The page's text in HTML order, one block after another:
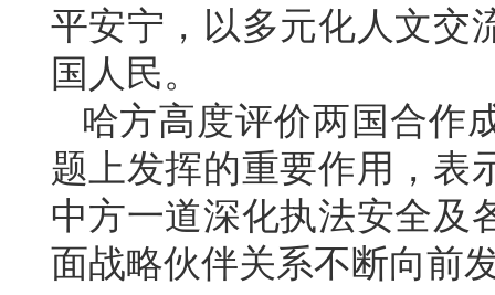
平安宁，以多元化人文交
国人民。
哈方高度评价两国合作
题上发挥的重要作用，表
中方一道深化执法安全及
面战略伙伴关系不断向前